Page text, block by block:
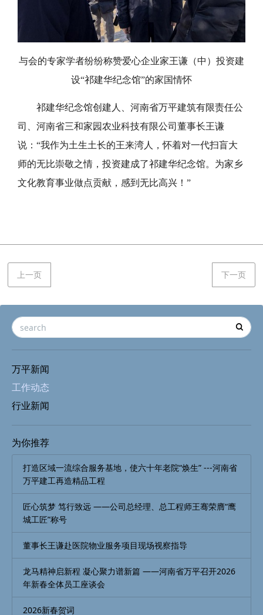
与会的专家学者纷纷称赞爱心企业家王谦（中）投资建
设“祁建华纪念馆”的家国情怀
祁建华纪念馆创建人、河南省万平建筑有限责任公
司、河南省三和家园农业科技有限公司董事长王谦
说： “我作为土生土长的王来湾人，怀着对一代扫盲大
师的无比崇敬之情，投资建成了祁建华纪念馆。为家乡
文化教育事业做点贡献，感到无比高兴！”
上一页 下一页
万平新闻
工作动态
行业新闻
为你推荐
打造区域一流综合服务基地，使六十年老院“焕生” ---河南省
万平建工再造精品工程
匠心筑梦 笃行致远 ——公司总经理、总工程师王骞荣膺“鹰
城工匠”称号
董事长王谦赴医院物业服务项目现场视察指导
龙马精神启新程 凝心聚力谱新篇 ——河南省万平召开2026
年新春全体员工座谈会
2026新春贺词